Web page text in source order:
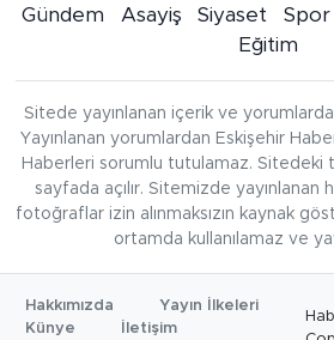
Gündem Asayiş Siyaset Spor
Eğitim
Sitede yayınlanan içerik ve
Yayınlanan yorumlardan Eskişehir
Haberleri sorumlu tutulamaz. Sitedeki
sayfada açılır. Sitemizde yayınlanan
fotoğraflar izin alınmaksızın kaynak
ortamda kullanılamaz ve
Hakkımızda
Yayın İlkeleri
Künye
İletişim